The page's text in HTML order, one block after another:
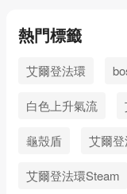
熱門標籤
艾爾登法環
白色上升氣流
龜殼盾 艾爾
艾爾登法環Steam